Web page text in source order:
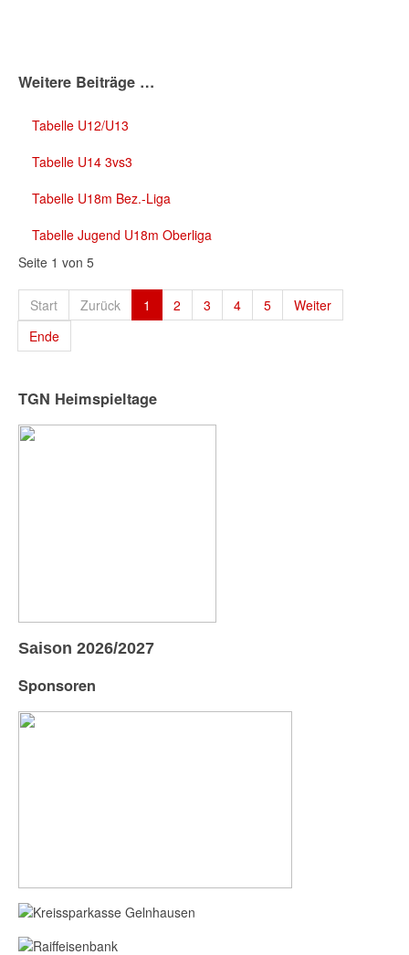
Weitere Beiträge …
Tabelle U12/U13
Tabelle U14 3vs3
Tabelle U18m Bez.-Liga
Tabelle Jugend U18m Oberliga
Seite 1 von 5
Start Zurück 1 2 3 4 5
Weiter
Ende
TGN Heimspieltage
Saison 2026/2027
Sponsoren